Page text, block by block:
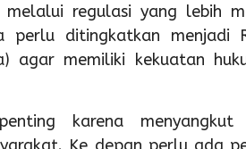
regulasi yang lebih
perlu ditingkatkan menjadi
agar memiliki kekuatan
karena